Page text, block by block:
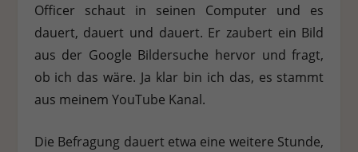
Officer schaut in seinen Computer und es
dauert, dauert und dauert. Er zaubert ein Bild
aus der Google Bildersuche hervor und fragt,
ob ich das wäre. Ja klar bin ich das, es stammt
aus meinem YouTube Kanal.
Die Befragung dauert etwa eine weitere Stunde,